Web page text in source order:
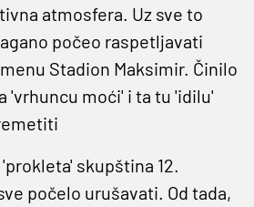
atmosfera. Uz sve to
počeo raspetljavati
Stadion Maksimir. Činilo
'vrhuncu moći' i ta tu 'idilu'
skupština 12.
počelo urušavati. Od tada,